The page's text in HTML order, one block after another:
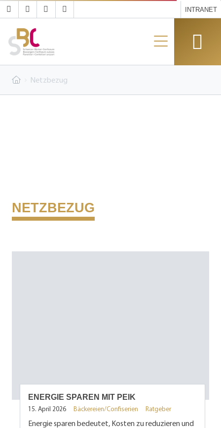
INTRANET
Netzbezug
NETZBEZUG
ENERGIE SPAREN MIT PEIK
15. April 2026 Bäckereien/Confiserien Ratgeber
Energie sparen bedeutet, Kosten zu reduzieren und